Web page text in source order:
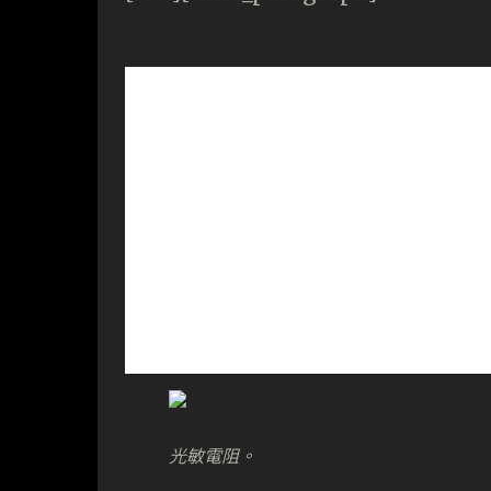
光敏電阻。